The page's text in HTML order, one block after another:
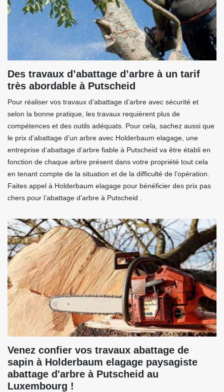
Des travaux d’abattage d’arbre à un tarif
très abordable à Putscheid
Pour réaliser vos travaux d’abattage d’arbre avec sécurité et
selon la bonne pratique, les travaux requièrent plus de
compétences et des outils adéquats. Pour cela, sachez aussi que
le prix d’abattage d’un arbre avec Holderbaum elagage, une
entreprise d’abattage d’arbre fiable à Putscheid va être établi en
fonction de chaque arbre présent dans votre propriété tout cela
en tenant compte de la situation et de la difficulté de l’opération.
Faites appel à Holderbaum elagage pour bénéficier des prix pas
chers pour l’abattage d’arbre à Putscheid .
Venez confier vos travaux abattage de
sapin à Holderbaum elagage paysagiste
abattage d'arbre à Putscheid au
Luxembourg !